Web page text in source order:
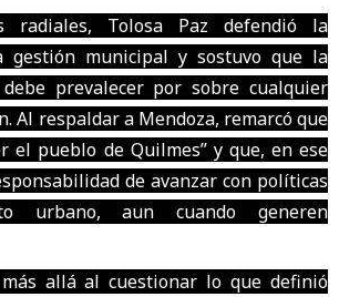
radiales, Tolosa Paz defendió la
gestión municipal y sostuvo que la
prevalecer por sobre cualquier
Al respaldar a Mendoza, remarcó que
el pueblo de Quilmes” y que, en ese
de avanzar con políticas
urbano, aun cuando generen
allá al cuestionar lo que definió